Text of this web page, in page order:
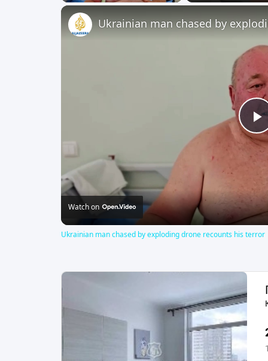
Watch on
Ukrainian man chased by exploding drone recounts his terror